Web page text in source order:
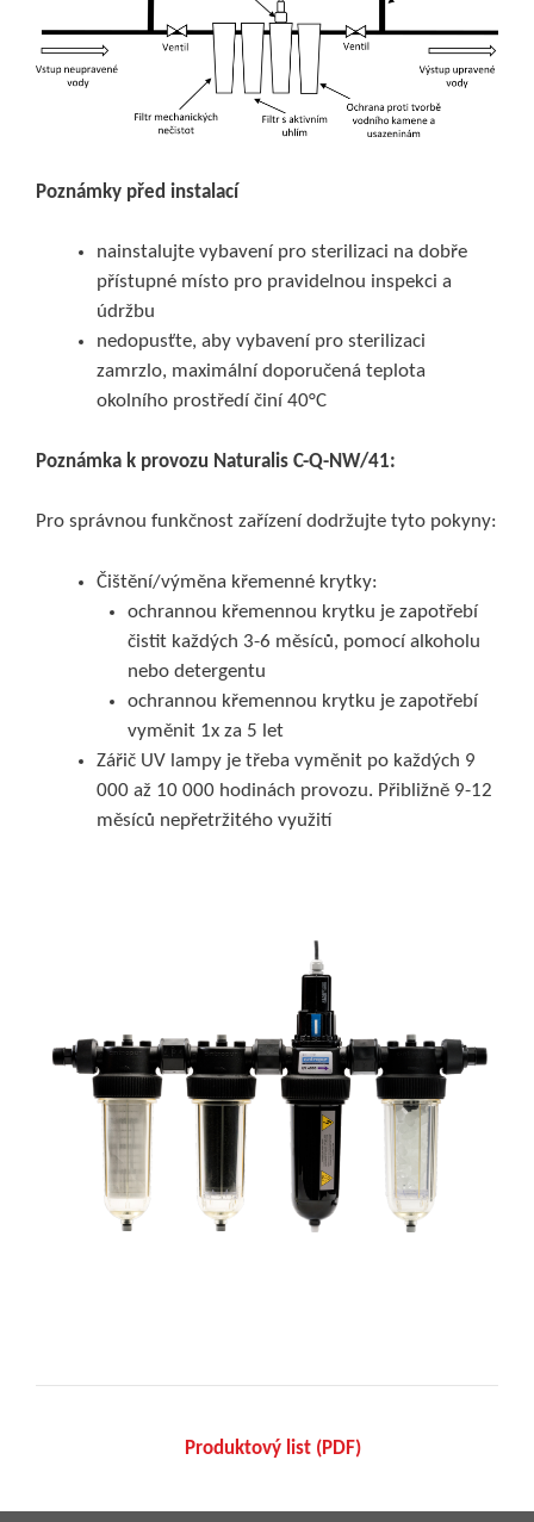
Poznámky před instalací
nainstalujte vybavení pro sterilizaci na dobře
přístupné místo pro pravidelnou inspekci a
údržbu
nedopusťte, aby vybavení pro sterilizaci
zamrzlo, maximální doporučená teplota
okolního prostředí činí 40°C
Poznámka k provozu Naturalis C-Q-NW/41:
Pro správnou funkčnost zařízení dodržujte tyto pokyny:
Čištění/výměna křemenné krytky:
ochrannou křemennou krytku je zapotřebí
čistit každých 3-6 měsíců, pomocí alkoholu
nebo detergentu
ochrannou křemennou krytku je zapotřebí
vyměnit 1x za 5 let
Zářič UV lampy je třeba vyměnit po každých 9
000 až 10 000 hodinách provozu. Přibližně 9-12
měsíců nepřetržitého využití
Produktový list (PDF)